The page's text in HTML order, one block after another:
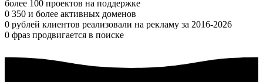
более 100 проектов на поддержке
0 350 и более активных доменов
0 рублей клиентов реализовали на рекламу за 2016-2026
0 фраз продвигается в поиске